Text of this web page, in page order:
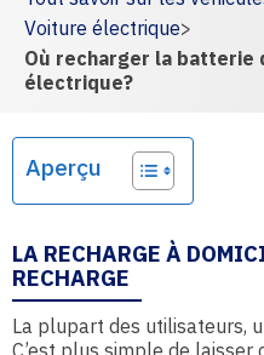
Voiture électrique>
Où recharger la batterie
électrique?
Aperçu
LA RECHARGE À
RECHARGE
La plupart des utilisateurs,
C’est plus simple de laisser